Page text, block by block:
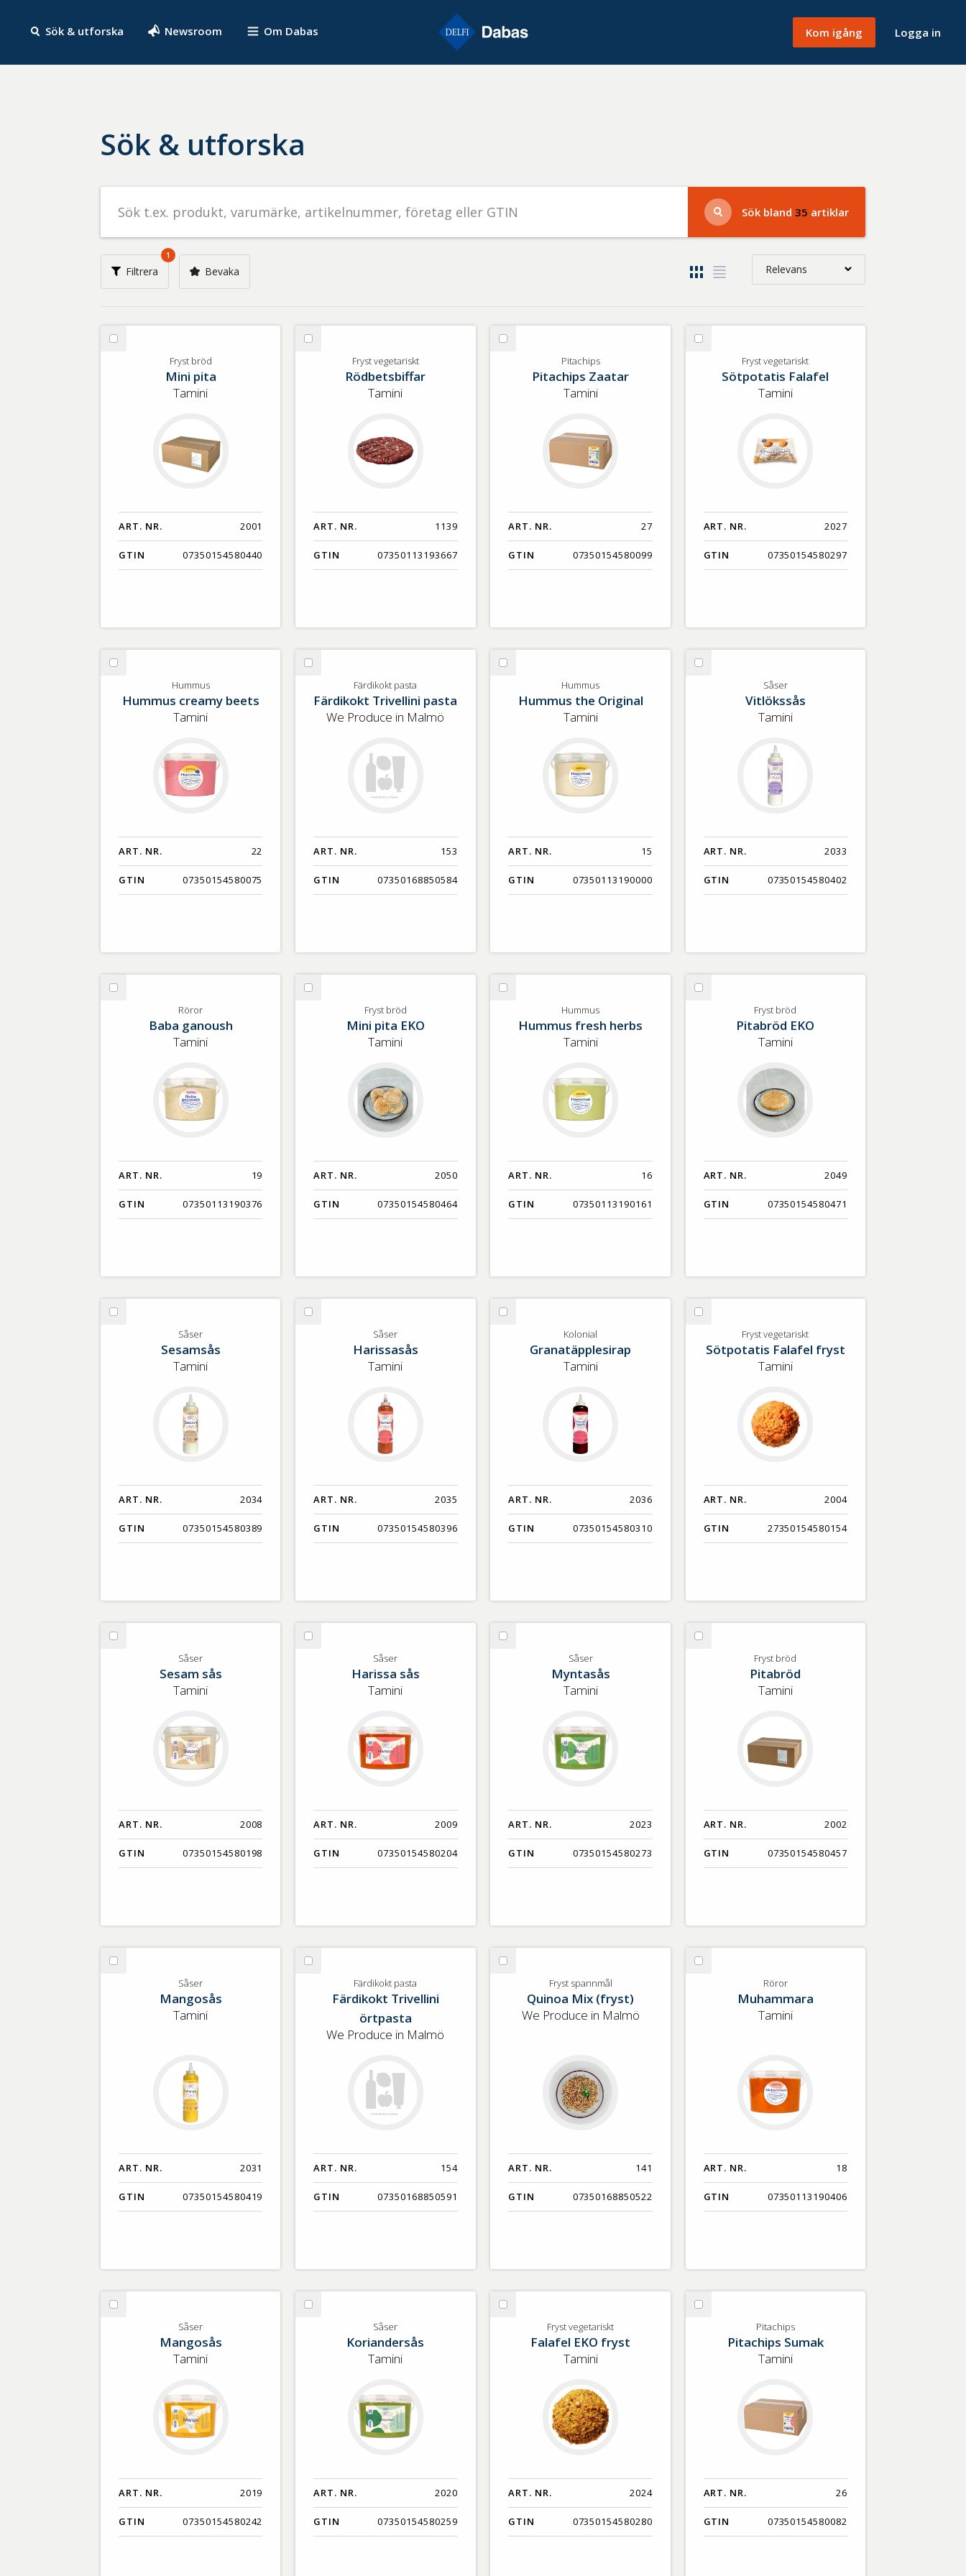
Sök & utforska Newsroom Om Dabas Kom igång Logga in
Sök & utforska
Sök
livsmedel
på
t.ex.
produkt,
varumärke,
GTIN
Sök bland 35 artiklar
Filtrera
1
Bevaka Relevans
Nyaste
Benämning A-Ö
Varumärken A-Ö
GTIN
Välj
Fryst bröd
Mini pita
Tamini
ART. NR. 2001
GTIN 07350154580440
Välj
vegetariskt
Fryst vegetariskt
Rödbetsbiffar
Tamini
ART. NR. 1139
GTIN 07350113193667
Välj
Pitachips
Pitachips Zaatar
Tamini
ART. NR. 27
GTIN 07350154580099
Välj
vegetariskt
Fryst vegetariskt
Sötpotatis Falafel
Tamini
ART. NR. 2027
GTIN 07350154580297
Välj
Hummus
Hummus creamy beets
Tamini
ART. NR. 22
GTIN 07350154580075
Välj
Färdikokt
pasta
Färdikokt pasta
Färdikokt Trivellini pasta
We Produce in Malmö
ART. NR. 153
GTIN 07350168850584
Välj
Hummus
Hummus the Original
Tamini
ART. NR. 15
GTIN 07350113190000
Välj
Såser
Vitlökssås
Tamini
ART. NR. 2033
GTIN 07350154580402
Välj
Röror
Baba ganoush
Tamini
ART. NR. 19
GTIN 07350113190376
Välj
Fryst bröd
Mini pita EKO
Tamini
ART. NR. 2050
GTIN 07350154580464
Välj
Hummus
Hummus fresh herbs
Tamini
ART. NR. 16
GTIN 07350113190161
Välj
Fryst bröd
Pitabröd EKO
Tamini
ART. NR. 2049
GTIN 07350154580471
Välj
Såser
Sesamsås
Tamini
ART. NR. 2034
GTIN 07350154580389
Välj
Såser
Harissasås
Tamini
ART. NR. 2035
GTIN 07350154580396
Välj
Kolonial
Granatäpplesirap
Tamini
ART. NR. 2036
GTIN 07350154580310
Välj
vegetariskt
Fryst vegetariskt
Sötpotatis Falafel fryst
Tamini
ART. NR. 2004
GTIN 27350154580154
Välj
Såser
Sesam sås
Tamini
ART. NR. 2008
GTIN 07350154580198
Välj
Såser
Harissa sås
Tamini
ART. NR. 2009
GTIN 07350154580204
Välj
Såser
Myntasås
Tamini
ART. NR. 2023
GTIN 07350154580273
Välj
Fryst bröd
Pitabröd
Tamini
ART. NR. 2002
GTIN 07350154580457
Välj
Såser
Mangosås
Tamini
ART. NR. 2031
GTIN 07350154580419
Välj
Färdikokt
pasta
Färdikokt pasta
Färdikokt Trivellini
örtpasta
We Produce in Malmö
ART. NR. 154
GTIN 07350168850591
Välj
spannmål
Fryst spannmål
Quinoa Mix (fryst)
We Produce in Malmö
ART. NR. 141
GTIN 07350168850522
Välj
Röror
Muhammara
Tamini
ART. NR. 18
GTIN 07350113190406
Välj
Såser
Mangosås
Tamini
ART. NR. 2019
GTIN 07350154580242
Välj
Såser
Koriandersås
Tamini
ART. NR. 2020
GTIN 07350154580259
Välj
vegetariskt
Fryst vegetariskt
Falafel EKO fryst
Tamini
ART. NR. 2024
GTIN 07350154580280
Välj
Pitachips
Pitachips Sumak
Tamini
ART. NR. 26
GTIN 07350154580082